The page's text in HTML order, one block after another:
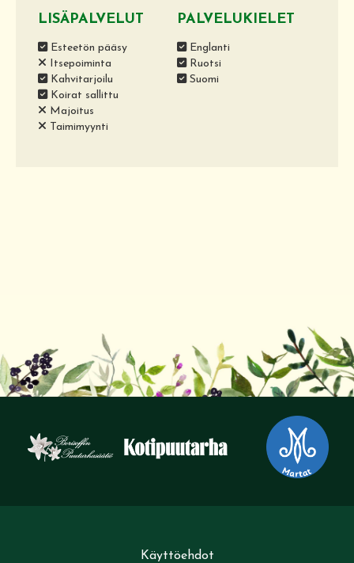
LISÄPALVELUT
Esteetön pääsy
Itsepoiminta
Kahvitarjoilu
Koirat sallittu
Majoitus
Taimimyynti
PALVELUKIELET
Englanti
Ruotsi
Suomi
Käyttöehdot